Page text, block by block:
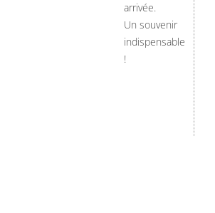
arrivée.
Un souvenir
indispensable
!